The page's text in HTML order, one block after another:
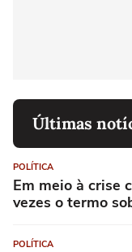
Últimas
POLÍTICA
Em meio à crise
vezes o termo
POLÍTICA